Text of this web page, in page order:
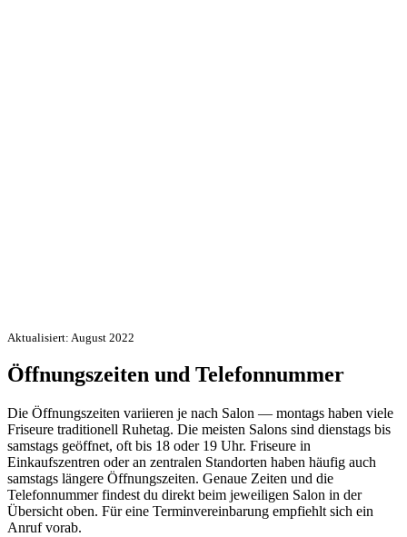
Aktualisiert: August 2022
Öffnungszeiten und Telefonnummer
Die Öffnungszeiten variieren je nach Salon — montags haben viele
Friseure traditionell Ruhetag. Die meisten Salons sind dienstags bis
samstags geöffnet, oft bis 18 oder 19 Uhr. Friseure in
Einkaufszentren oder an zentralen Standorten haben häufig auch
samstags längere Öffnungszeiten. Genaue Zeiten und die
Telefonnummer findest du direkt beim jeweiligen Salon in der
Übersicht oben. Für eine Terminvereinbarung empfiehlt sich ein
Anruf vorab.